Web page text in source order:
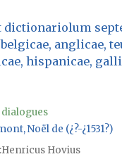
dictionariolum
anglicae,
hispanicae,
dialogues
Noël de (¿?-¿1531?)
Henricus Hovius